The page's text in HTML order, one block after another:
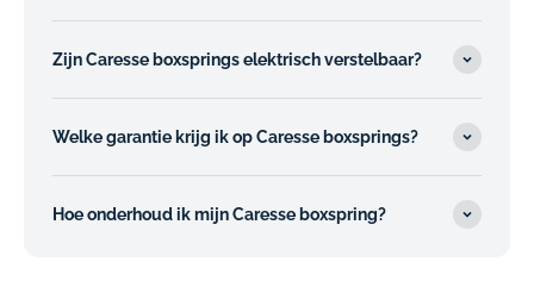
Zijn Caresse boxsprings elektrisch verstelbaar?
Welke garantie krijg ik op Caresse boxsprings?
Hoe onderhoud ik mijn Caresse boxspring?